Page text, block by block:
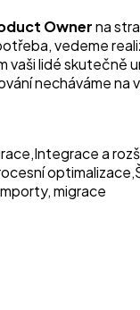
Ownerna
vedeme
vaši lidé skutečně
necháváme na
,Integrace a
optimalizace,
migrace